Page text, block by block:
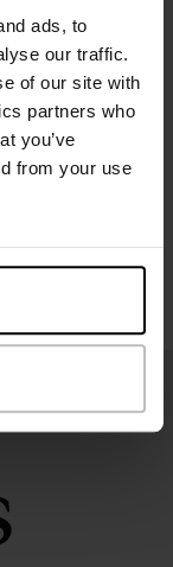
ads, to
our traffic.
of our site with
partners who
you’ve
from your use